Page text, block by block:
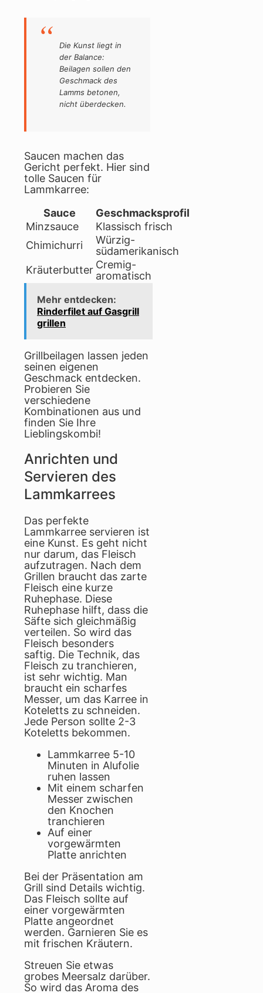
Die Kunst liegt in
der Balance:
Beilagen sollen den
Geschmack des
Lamms betonen,
nicht überdecken.
Saucen machen das
Gericht perfekt. Hier sind
tolle Saucen für
Lammkarree:
Sauce
Geschmacksprofil
Minzsauce
Klassisch frisch
Chimichurri
Würzig-
südamerikanisch
Kräuterbutter Cremig-
aromatisch
Mehr entdecken:
Rinderfilet auf Gasgrill
grillen
Grillbeilagen lassen jeden
seinen eigenen
Geschmack entdecken.
Probieren Sie
verschiedene
Kombinationen aus und
finden Sie Ihre
Lieblingskombi!
Anrichten und
Servieren des
Lammkarrees
Das perfekte
Lammkarree servieren ist
eine Kunst. Es geht nicht
nur darum, das Fleisch
aufzutragen. Nach dem
Grillen braucht das zarte
Fleisch eine kurze
Ruhephase. Diese
Ruhephase hilft, dass die
Säfte sich gleichmäßig
verteilen. So wird das
Fleisch besonders
saftig. Die Technik, das
Fleisch zu tranchieren,
ist sehr wichtig. Man
braucht ein scharfes
Messer, um das Karree in
Koteletts zu schneiden.
Jede Person sollte 2-3
Koteletts bekommen.
Lammkarree 5-10
Minuten in Alufolie
ruhen lassen
Mit einem scharfen
Messer zwischen
den Knochen
tranchieren
Auf einer
vorgewärmten
Platte anrichten
Bei der Präsentation am
Grill sind Details wichtig.
Das Fleisch sollte auf
einer vorgewärmten
Platte angeordnet
werden. Garnieren Sie es
mit frischen Kräutern.
Streuen Sie etwas
grobes Meersalz darüber.
So wird das Aroma des